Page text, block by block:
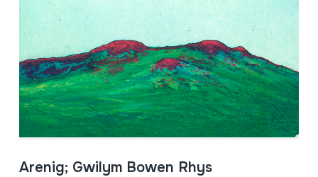
Arenig; Gwilym Bowen Rhys